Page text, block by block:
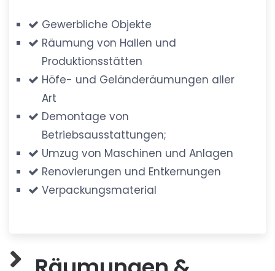
Gewerbliche Objekte
Räumung von Hallen und
Produktionsstätten
Höfe- und Geländeräumungen aller
Art
Demontage von
Betriebsausstattungen;
Umzug von Maschinen und Anlagen
Renovierungen und Entkernungen
Verpackungsmaterial